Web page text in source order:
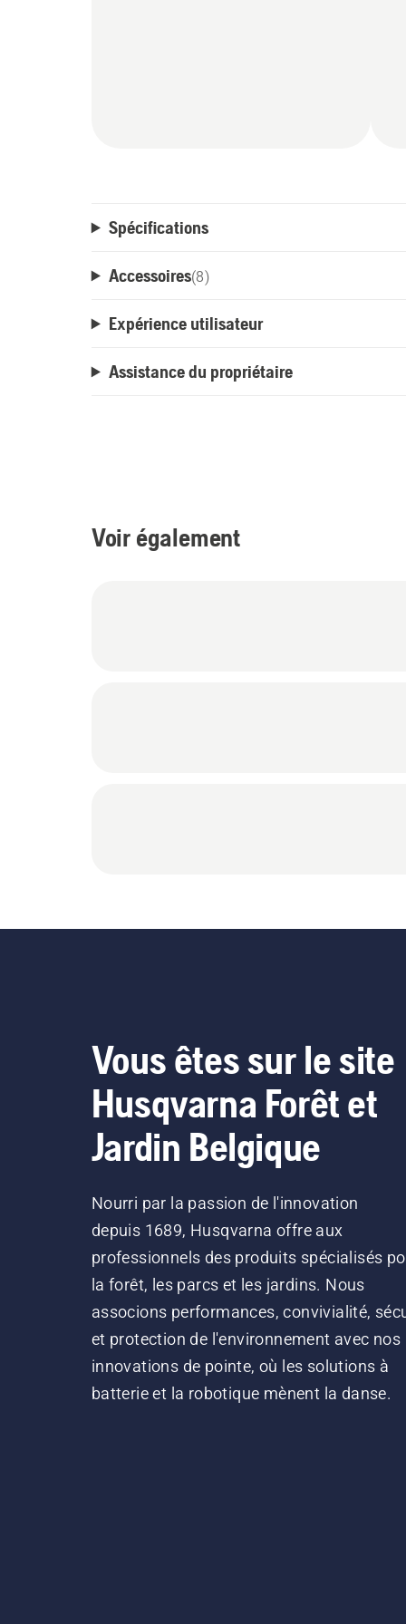
Spécifications
Accessoires(8)
Expérience utilisateur
Assistance du propriétaire
Voir également
Vous êtes sur le site
Husqvarna Forêt et
Jardin Belgique
Nourri par la passion de l'innovation
depuis 1689, Husqvarna offre aux
professionnels des produits spécialisés
la forêt, les parcs et les jardins. Nous
associons performances, convivialité,
et protection de l'environnement avec nos
innovations de pointe, où les solutions à
batterie et la robotique mènent la danse.